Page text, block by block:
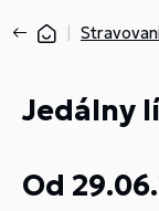
Jedálny
Od